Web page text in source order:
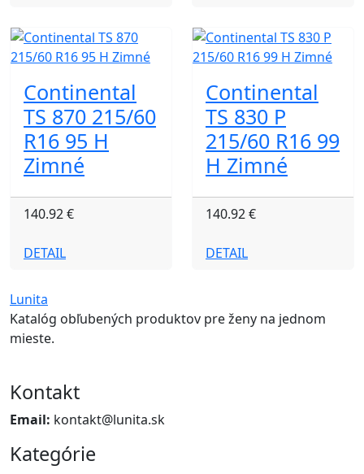
Continental
TS 870 215/60
R16 95 H
Zimné
140.92 €
DETAIL
Continental
TS 830 P
215/60 R16 99
H Zimné
140.92 €
DETAIL
Lunita
Katalóg obľubených produktov pre ženy na jednom
mieste.
Kontakt
Email: kontakt@lunita.sk
Kategórie